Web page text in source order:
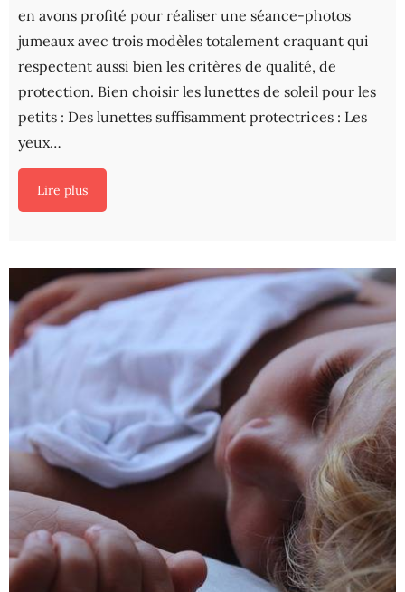
en avons profité pour réaliser une séance-photos
jumeaux avec trois modèles totalement craquant qui
respectent aussi bien les critères de qualité, de
protection. Bien choisir les lunettes de soleil pour les
petits : Des lunettes suffisamment protectrices : Les
yeux…
Lire plus